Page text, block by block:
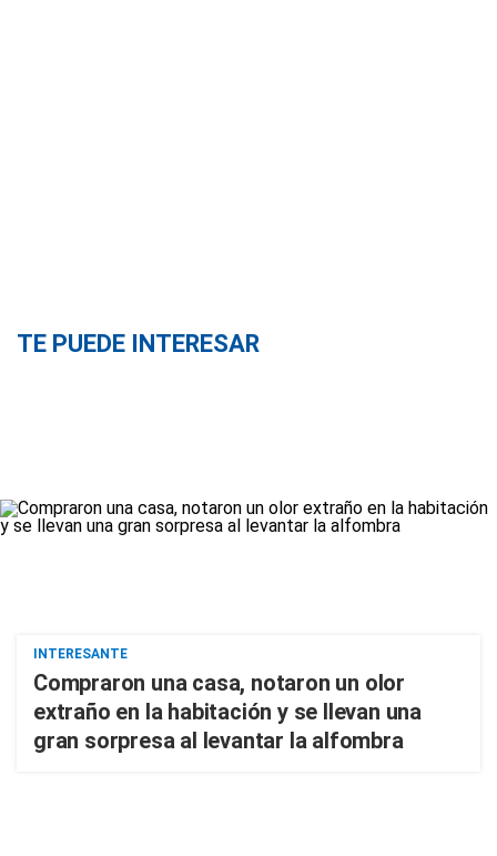
TE PUEDE INTERESAR
INTERESANTE
Compraron una casa, notaron un olor
extraño en la habitación y se llevan una
gran sorpresa al levantar la alfombra